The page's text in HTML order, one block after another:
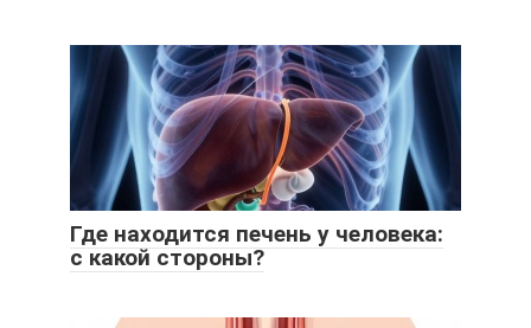
Где находится печень у человека:
с какой стороны?